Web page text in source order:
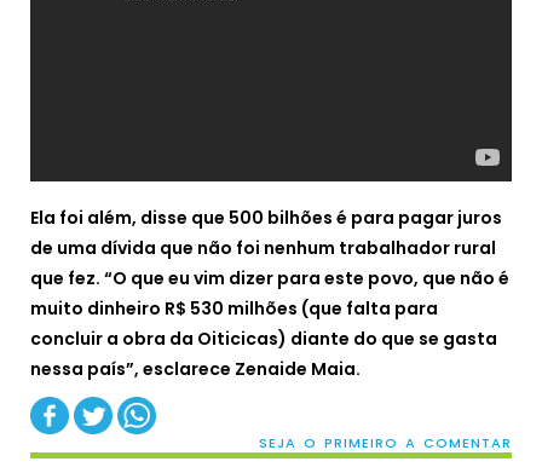
Ela foi além, disse que 500 bilhões é para pagar juros
de uma dívida que não foi nenhum trabalhador rural
que fez. “O que eu vim dizer para este povo, que não é
muito dinheiro R$ 530 milhões (que falta para
concluir a obra da Oiticicas) diante do que se gasta
nessa país”, esclarece Zenaide Maia.
SEJA O PRIMEIRO A COMENTAR